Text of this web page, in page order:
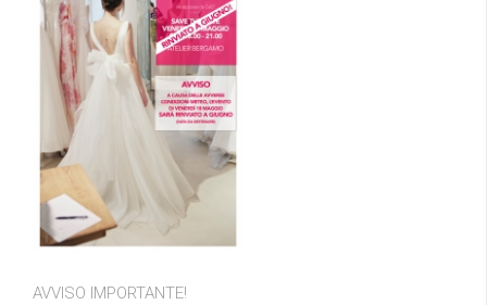
AVVISO IMPORTANTE!